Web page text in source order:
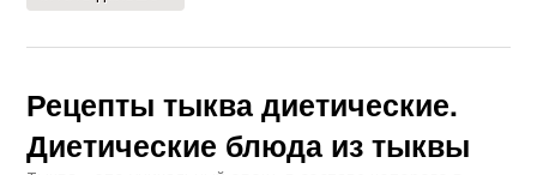
Рецепты тыква диетические.
Диетические блюда из тыквы